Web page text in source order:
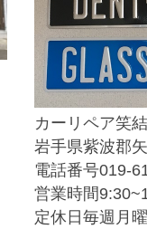
カーリペア笑
岩手県紫波郡
電話番号019-
営業時間
定休日毎週月